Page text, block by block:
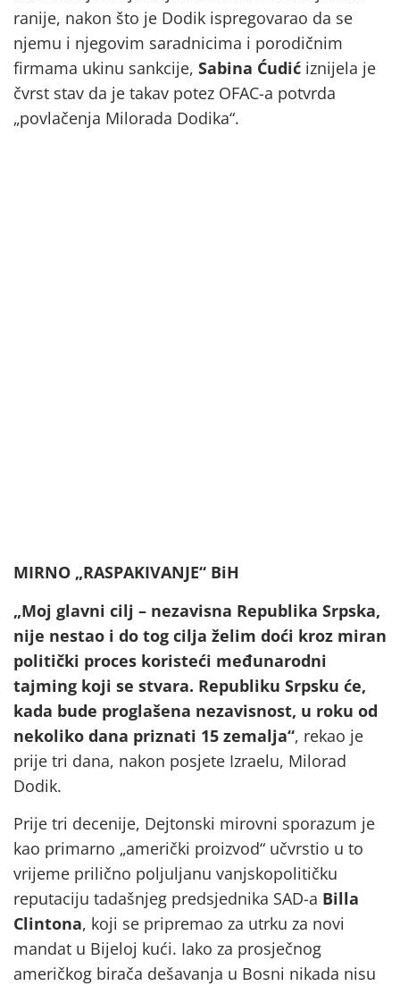
ranije, nakon što je Dodik ispregovarao da se
njemu i njegovim saradnicima i porodičnim
firmama ukinu sankcije, Sabina Ćudić iznijela je
čvrst stav da je takav potez OFAC-a potvrda
„povlačenja Milorada Dodika“.
MIRNO „RASPAKIVANJE“ BiH
„Moj glavni cilj – nezavisna Republika Srpska,
nije nestao i do tog cilja želim doći kroz miran
politički proces koristeći međunarodni
tajming koji se stvara. Republiku Srpsku će,
kada bude proglašena nezavisnost, u roku od
nekoliko dana priznati 15 zemalja“, rekao je
prije tri dana, nakon posjete Izraelu, Milorad
Dodik.
Prije tri decenije, Dejtonski mirovni sporazum je
kao primarno „američki proizvod“ učvrstio u to
vrijeme prilično poljuljanu vanjskopolitičku
reputaciju tadašnjeg predsjednika SAD-a Billa
Clintona, koji se pripremao za utrku za novi
mandat u Bijeloj kući. Iako za prosječnog
američkog birača dešavanja u Bosni nikada nisu